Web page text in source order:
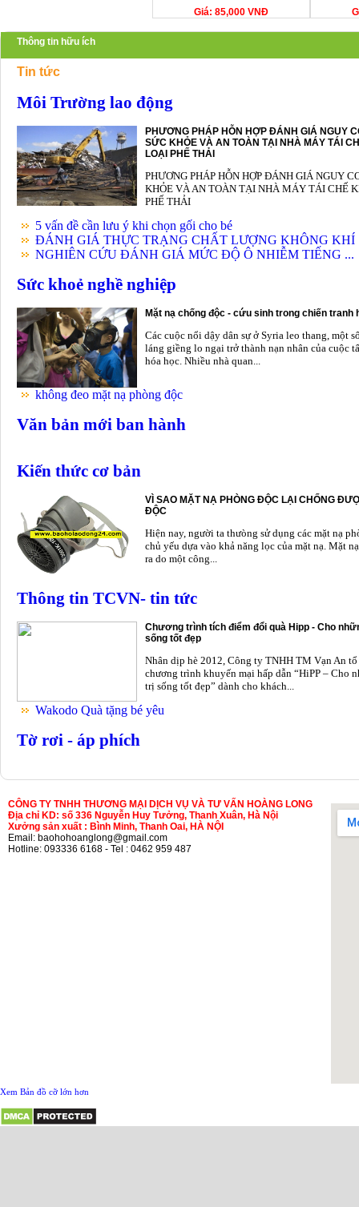
Giá: 85,000 VNĐ
Thông tin hữu ích
Tin tức
Môi Trường lao động
PHƯƠNG PHÁP HỖN HỢP ĐÁNH GIÁ NGUY
SỨC KHỎE VÀ AN TOÀN TẠI NHÀ MÁY TÁI
LOẠI PHẾ THẢI
PHƯƠNG PHÁP HỖN HỢP ĐÁNH GIÁ NGUY
KHỎE VÀ AN TOÀN TẠI NHÀ MÁY TÁI CHẾ
PHẾ THẢI
5 vấn đề cần lưu ý khi chọn gối cho bé
ĐÁNH GIÁ THỰC TRẠNG CHẤT LƯỢNG KHÔNG KHÍ
NGHIÊN CỨU ĐÁNH GIÁ MỨC ĐỘ Ô NHIỄM TIẾNG ...
Sức khoẻ nghề nghiệp
Mặt nạ chống độc - cứu sinh trong chiến tranh
Các cuộc nổi dậy dân sự ở Syria leo thang, một
láng giềng lo ngại trở thành nạn nhân của cuộc
hóa học. Nhiều nhà quan...
không đeo mặt nạ phòng độc
Văn bản mới ban hành
Kiến thức cơ bản
VÌ SAO MẶT NẠ PHÒNG ĐỘC LẠI CHỐNG
ĐỘC
Hiện nay, người ta thưòng sử dụng các mặt nạ
chủ yếu dựa vào khả năng lọc của mặt nạ. Mặt
ra do một công...
Thông tin TCVN- tin tức
Chương trình tích điểm đổi quà Hipp - Cho
sống tốt đẹp
Nhân dịp hè 2012, Công ty TNHH TM Vạn An
chương trình khuyến mại hấp dẫn “HiPP – Cho
trị sống tốt đẹp” dành cho khách...
Wakodo Quà tặng bé yêu
Tờ rơi - áp phích
CÔNG TY TNHH THƯƠNG MẠI DỊCH VỤ VÀ TƯ VẤN HOÀNG LONG
Địa chỉ KD: số 336 Nguyễn Huy Tưởng, Thanh Xuân, Hà Nội
Xưởng sản xuất : Bình Minh, Thanh Oai, HÀ NỘI
Email: baohohoanglong@gmail.com
Hotline: 093336 6168 - Tel : 0462 959 487
Xem Bản đồ cỡ lớn hơn